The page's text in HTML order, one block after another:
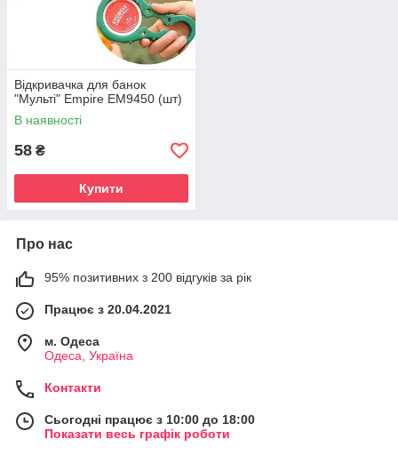
Відкривачка для банок
"Мульті" Empire EM9450 (шт)
В наявності
58 ₴
Купити
Про нас
95% позитивних з 200 відгуків за рік
Працює з 20.04.2021
м. Одеса
Одеса, Україна
Контакти
Сьогодні працює з 10:00 до 18:00
Показати весь графік роботи